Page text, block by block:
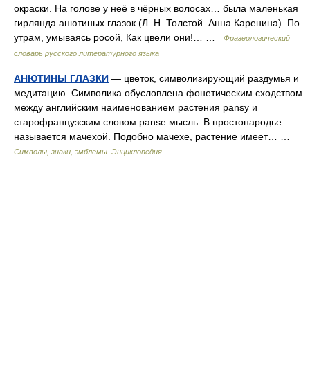
окраски. На голове у неё в чёрных волосах… была маленькая
гирлянда анютиных глазок (Л. Н. Толстой. Анна Каренина). По
утрам, умываясь росой, Как цвели они!… …
Фразеологический
словарь русского литературного языка
АНЮТИНЫ ГЛАЗКИ — цветок, символизирующий раздумья и
медитацию. Символика обусловлена фонетическим сходством
между английским наименованием растения pansy и
старофранцузским словом panse мысль. В простонародье
называется мачехой. Подобно мачехе, растение имеет… …
Символы, знаки, эмблемы. Энциклопедия